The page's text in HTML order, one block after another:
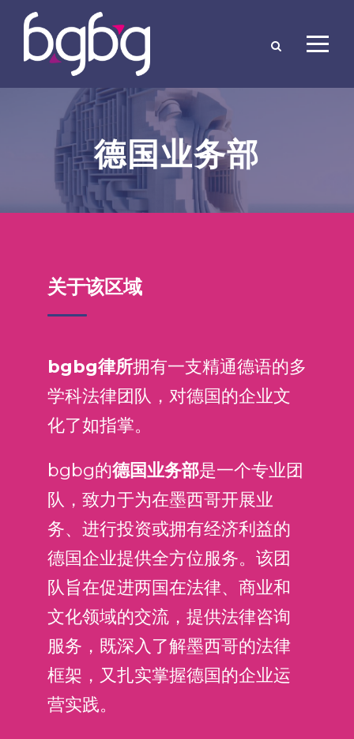
德国业务部
关于该区域
bgbg律所拥有一支精通德语的多
学科法律团队，对德国的企业文
化了如指掌。
bgbg的德国业务部是一个专业团
队，致力于为在墨西哥开展业
务、进行投资或拥有经济利益的
德国企业提供全方位服务。该团
队旨在促进两国在法律、商业和
文化领域的交流，提供法律咨询
服务，既深入了解墨西哥的法律
框架，又扎实掌握德国的企业运
营实践。